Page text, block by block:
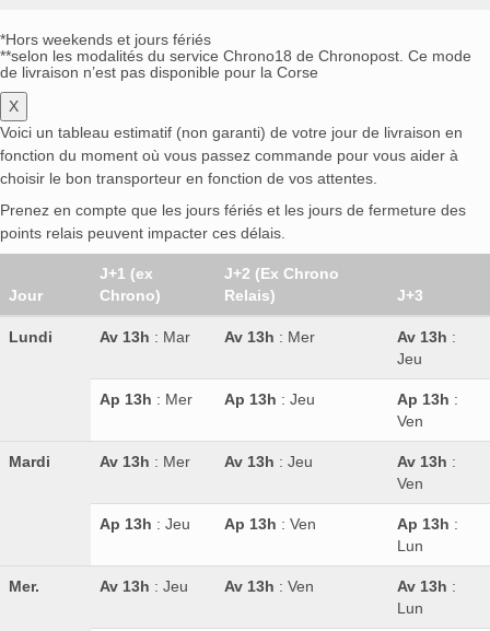
*Hors weekends et jours fériés
**selon les modalités du service Chrono18 de Chronopost. Ce mode
de livraison n’est pas disponible pour la Corse
X
Voici un tableau estimatif (non garanti) de votre jour de livraison en
fonction du moment où vous passez commande pour vous aider à
choisir le bon transporteur en fonction de vos attentes.
Prenez en compte que les jours fériés et les jours de fermeture des
points relais peuvent impacter ces délais.
Jour
J+1 (ex
Chrono)
J+2 (Ex Chrono
Relais)
J+3
Lundi Av 13h : Mar Av 13h : Mer Av 13h :
Jeu
Ap 13h : Mer Ap 13h : Jeu Ap 13h :
Ven
Mardi Av 13h : Mer Av 13h : Jeu Av 13h :
Ven
Ap 13h : Jeu Ap 13h : Ven Ap 13h :
Lun
Mer. Av 13h : Jeu Av 13h : Ven Av 13h :
Lun